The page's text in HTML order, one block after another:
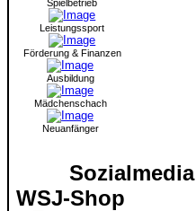
Spielbetrieb
Leistungssport
Förderung & Finanzen
Ausbildung
Mädchenschach
Neuanfänger
Sozialmedia
WSJ-Shop